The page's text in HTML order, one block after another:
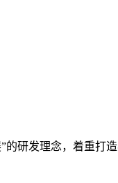
的研发理念，着重打